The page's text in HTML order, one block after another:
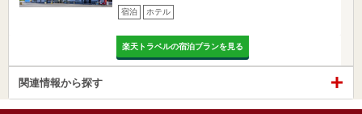
宿泊 ホテル
楽天トラベルの宿泊プランを見る
関連情報から探す